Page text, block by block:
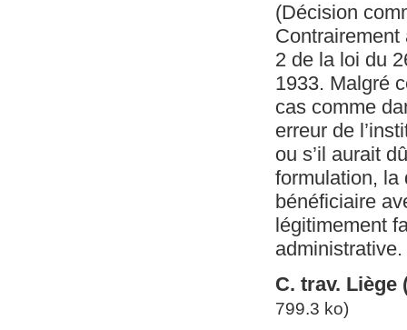
(Décision
Contrairement
2 de la loi du
1933. Malgré
cas comme
erreur de
ou s’il aurait
formulation, la
bénéficiaire
légitimement
administrative.
C. trav. Liège
799.3 ko)